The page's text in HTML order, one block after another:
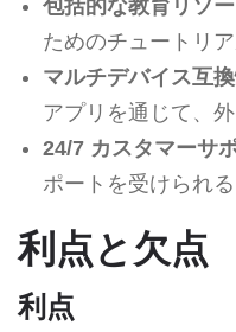
包括的な教育リソ
ためのチュートリ
マルチデバイス互
アプリを通じて、
24/7 カスタマーサ
ポートを受けられる
利点と欠点
利点